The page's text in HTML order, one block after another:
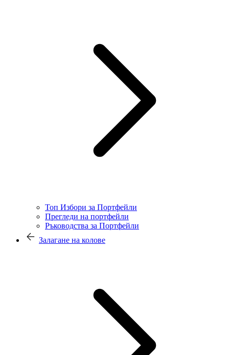
Топ Избори за Портфейли
Прегледи на портфейли
Ръководства за Портфейли
Залагане на колове